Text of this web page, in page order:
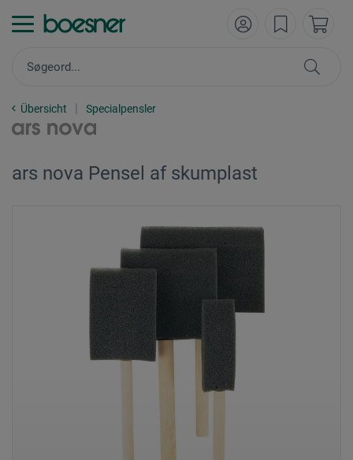
Übersicht Specialpensler
ars nova Pensel af skumplast